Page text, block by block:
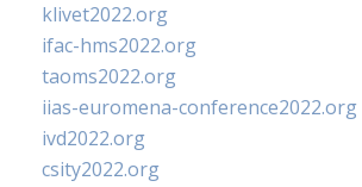
klivet2022.org
ifac-hms2022.org
taoms2022.org
iias-euromena-conference2022.org
ivd2022.org
csity2022.org